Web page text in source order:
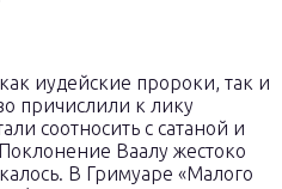
иудейские пророки, так и
причислили к лику
соотносить с сатаной и
Ваалу жестоко
В Гримуаре «Малого